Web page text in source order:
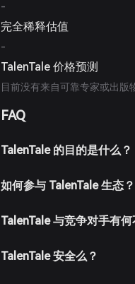
-
完全稀释估值
-
TalenTale 价格预测
目前没有来自可靠专家或出版
FAQ
TalenTale 的目的是什么？
如何参与 TalenTale 生态？
TalenTale 与竞争对手有何
TalenTale 安全么？